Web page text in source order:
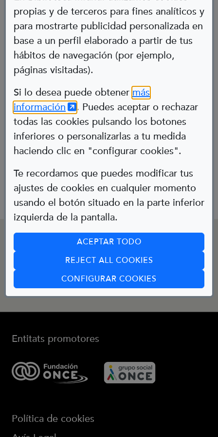
propias y de terceros para fines analíticos y
para mostrarte publicidad personalizada en
base a un perfil elaborado a partir de tus
hábitos de navegación (por ejemplo,
páginas visitadas).
Si lo desea puede obtener más
información (Abre en nueva ventana)
. Puedes aceptar o rechazar
todas las cookies pulsando los botones
inferiores o personalizarlas a tu medida
haciendo clic en "configurar cookies".
Te recordamos que puedes modificar tus
ajustes de cookies en cualquier momento
usando el botón situado en la parte inferior
izquierda de la pantalla.
ACEPTAR TODO
REJECT ALL COOKIES
CONFIGURAR COOKIES
Aneta
Poeta
Tartamudesa
CONTACTE
bibliotecainfantil@fundaciononce.es
Entitats promotores
Política de cookies
Abre en nueva ventana